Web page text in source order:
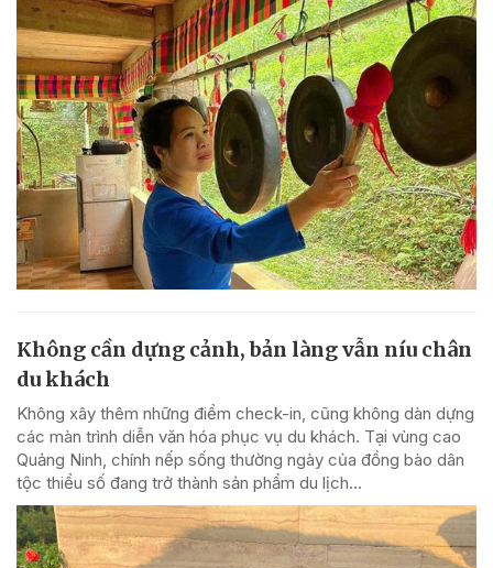
Không cần dựng cảnh, bản làng vẫn níu chân
du khách
Không xây thêm những điểm check-in, cũng không dàn dựng
các màn trình diễn văn hóa phục vụ du khách. Tại vùng cao
Quảng Ninh, chính nếp sống thường ngày của đồng bào dân
tộc thiểu số đang trở thành sản phẩm du lịch...